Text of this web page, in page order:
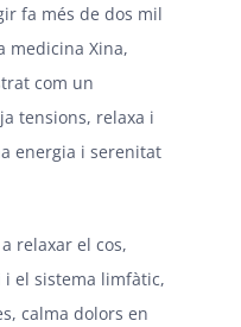
fa més de dos mil
medicina Xina,
com un
tensions, relaxa i
energia i serenitat
relaxar el cos,
el sistema limfàtic,
calma dolors en